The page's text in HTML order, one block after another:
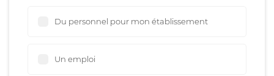
Du personnel pour mon établissement
Un emploi